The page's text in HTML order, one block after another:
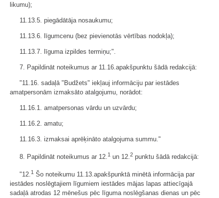
likumu);
11.13.5. piegādātāja nosaukumu;
11.13.6. līgumcenu (bez pievienotās vērtības nodokļa);
11.13.7. līguma izpildes termiņu;".
7. Papildināt noteikumus ar 11.16.apakšpunktu šādā redakcijā:
"11.16. sadaļā "Budžets" iekļauj informāciju par iestādes
amatpersonām izmaksāto atalgojumu, norādot:
11.16.1. amatpersonas vārdu un uzvārdu;
11.16.2. amatu;
11.16.3. izmaksai aprēķināto atalgojuma summu."
8. Papildināt noteikumus ar 12. 1 un 12. 2 punktu šādā redakcijā:
"12.1 Šo noteikumu 11.13.apakšpunktā minētā informācija par
iestādes noslēgtajiem līgumiem iestādes mājas lapas attiecīgajā
sadaļā atrodas 12 mēnešus pēc līguma noslēgšanas dienas un pēc